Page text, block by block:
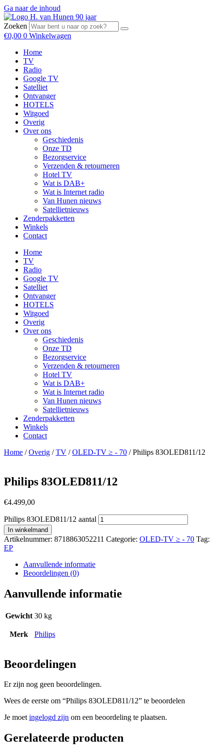
Ga naar de inhoud
Zoeken
€0,00 0 Winkelwagen
Home
TV
Radio
Google TV
Satelliet
Ontvanger
HOTELS
Witgoed
Overig
Over ons
Geschiedenis
Onze TD
Bezorgservice
Verzenden & retourneren
Hotel TV
Wat is DAB+
Wat is Internet radio
Van Hunen nieuws
Satellietnieuws
Zenderpakketten
Winkels
Contact
Home
TV
Radio
Google TV
Satelliet
Ontvanger
HOTELS
Witgoed
Overig
Over ons
Geschiedenis
Onze TD
Bezorgservice
Verzenden & retourneren
Hotel TV
Wat is DAB+
Wat is Internet radio
Van Hunen nieuws
Satellietnieuws
Zenderpakketten
Winkels
Contact
Home /Overig /TV /OLED-TV ≥ - 70 / Philips 83OLED811/12
Philips 83OLED811/12
€4.499,00
Philips 83OLED811/12 aantal
In winkelmand
Artikelnummer: 8718863052211 Categorie: OLED-TV ≥ - 70 Tag:
EP
Aanvullende informatie
Beoordelingen (0)
Aanvullende informatie
Gewicht 30 kg
Merk Philips
Beoordelingen
Er zijn nog geen beoordelingen.
Wees de eerste om “Philips 83OLED811/12” te beoordelen
Je moetingelogd zijn om een beoordeling te plaatsen.
Gerelateerde producten